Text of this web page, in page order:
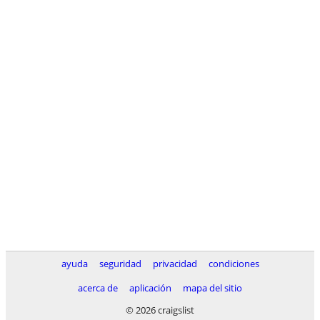
ayuda seguridad privacidad
condiciones
acerca de
aplicación
mapa del sitio
© 2026 craigslist